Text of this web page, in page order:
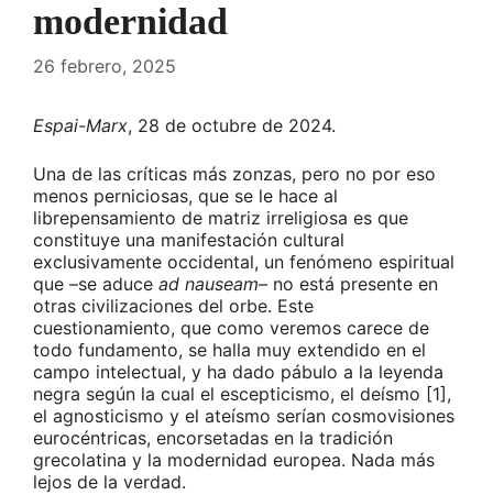
modernidad
26 febrero, 2025
Espai-Marx, 28 de octubre de 2024.
Una de las críticas más zonzas, pero no por eso
menos perniciosas, que se le hace al
librepensamiento de matriz irreligiosa es que
constituye una manifestación cultural
exclusivamente occidental, un fenómeno espiritual
que –se aduce ad nauseam– no está presente en
otras civilizaciones del orbe. Este
cuestionamiento, que como veremos carece de
todo fundamento, se halla muy extendido en el
campo intelectual, y ha dado pábulo a la leyenda
negra según la cual el escepticismo, el deísmo [1],
el agnosticismo y el ateísmo serían cosmovisiones
eurocéntricas, encorsetadas en la tradición
grecolatina y la modernidad europea. Nada más
lejos de la verdad.